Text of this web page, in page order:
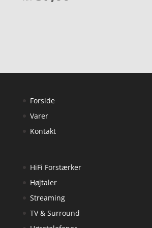
Forside
Varer
Kontakt
HiFi Forstærker
Højtaler
Streaming
TV & Surround